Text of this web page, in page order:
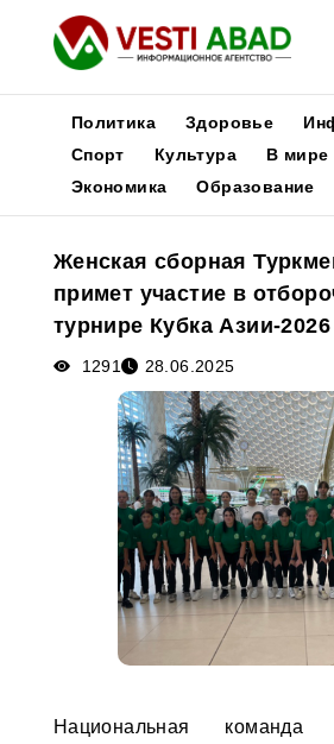
Новости
Медиа
Афиша
Политика Здоровье
Спорт
Культура В мире
Экономика
Образование
Женская сборная
примет участие в
турнире Кубка Азии-2026
1291 28.06.2025
Национальная команда